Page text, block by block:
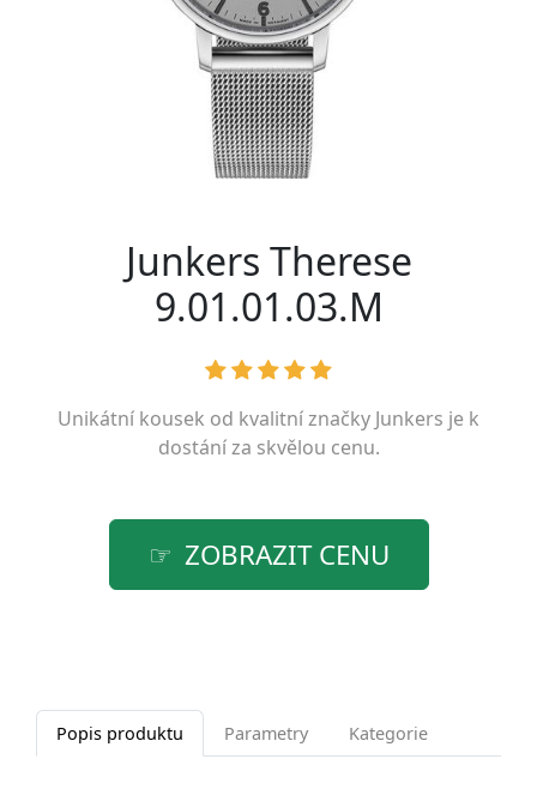
Junkers Therese
9.01.01.03.M
Unikátní kousek od kvalitní značky Junkers je k
dostání za skvělou cenu.
ZOBRAZIT CENU
Popis produktu Parametry Kategorie